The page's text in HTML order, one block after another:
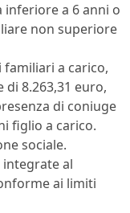
inferiore a 6 anni o
non superiore
familiari a carico,
8.263,31 euro,
di coniuge
figlio a carico.
sociale.
integrate al
ai limiti